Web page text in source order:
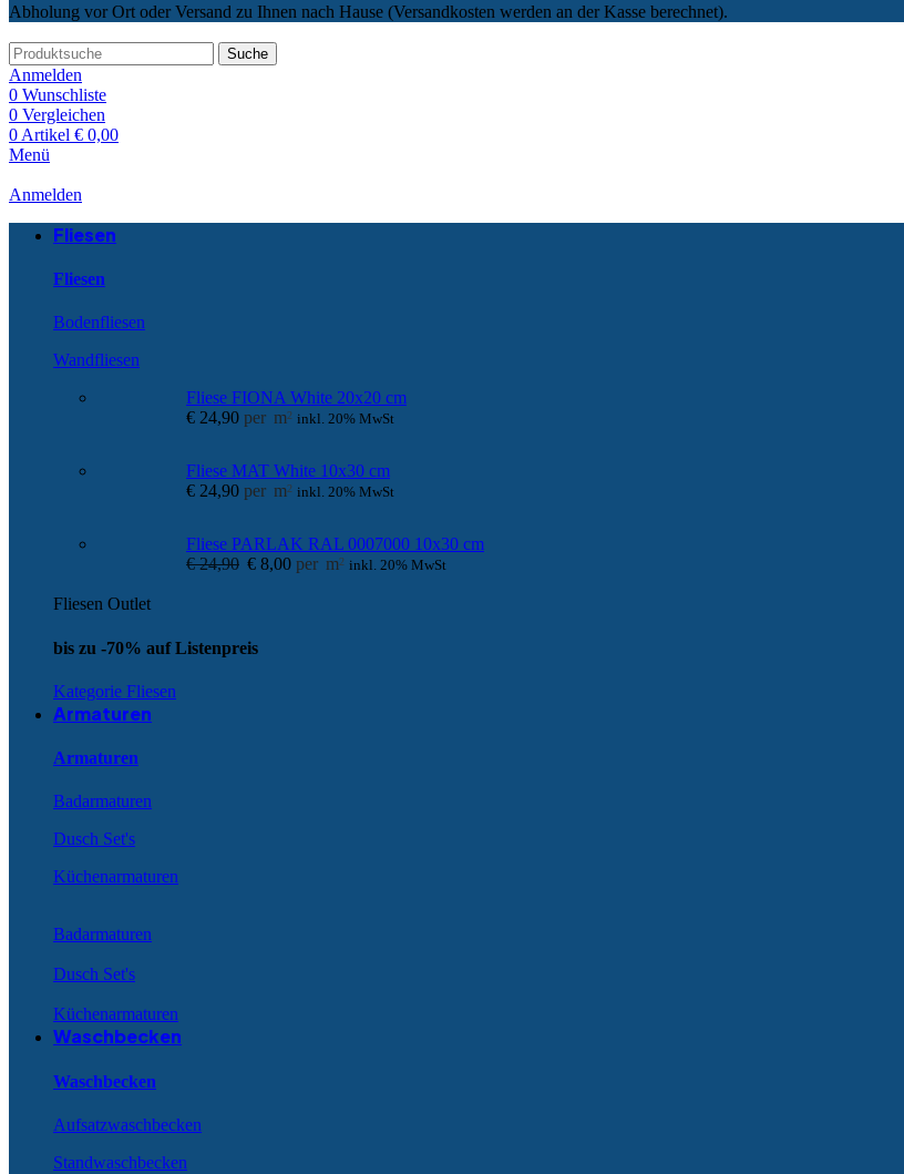
Abholung vor Ort oder Versand zu Ihnen nach Hause (Versandkosten werden an der Kasse berechnet).
Suche
Anmelden
0 Wunschliste
0 Vergleichen
0 Artikel € 0,00
Menü
Anmelden
Fliesen
Fliesen
Bodenfliesen
Wandfliesen
Fliese FIONA White 20x20 cm
€ 24,90 per m2 inkl. 20% MwSt
Fliese MAT White 10x30 cm
€ 24,90 per m2 inkl. 20% MwSt
Fliese PARLAK RAL 0007000 10x30 cm
€24,90 € 8,00 per m2 inkl. 20% MwSt
Fliesen Outlet
bis zu -70% auf Listenpreis
Kategorie Fliesen
Armaturen
Armaturen
Badarmaturen
Dusch Set's
Küchenarmaturen
Badarmaturen
Dusch Set's
Küchenarmaturen
Waschbecken
Waschbecken
Aufsatzwaschbecken
Standwaschbecken